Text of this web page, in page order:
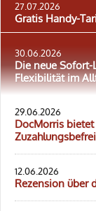
27.07.2026
Gratis Handy-
30.06.2026
Die neue
Flexibilität im
29.06.2026
DocMorris bietet
12.06.2026
Rezension über